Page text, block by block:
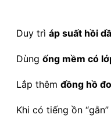
Duy trì áp suất hồi
Dùng ống mềm có
Lắp thêm đồng hồ
Khi có tiếng ồn